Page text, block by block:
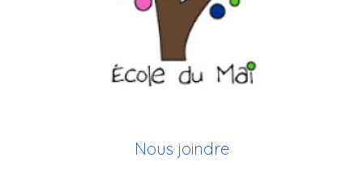
Nous joindre